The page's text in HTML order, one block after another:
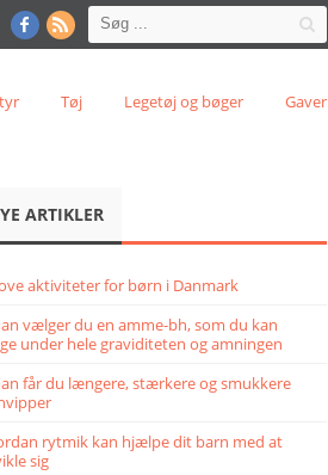
Tøj Legetøj og bøger Gaver
ARTIKLER
aktiviteter for børn i Danmark
vælger du en amme-bh, som du kan
under hele graviditeten og amningen
får du længere, stærkere og smukkere
rytmik kan hjælpe dit barn med at
sig